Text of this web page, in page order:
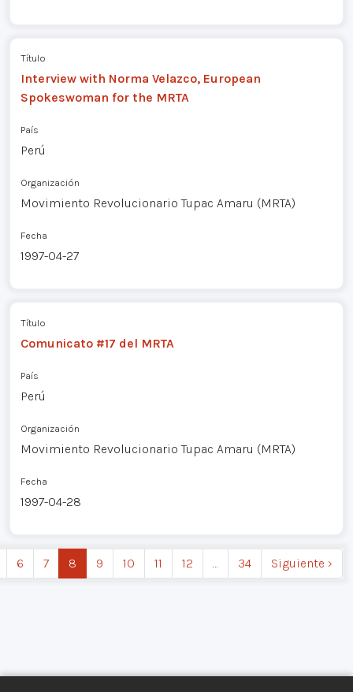
Título
Interview with Norma Velazco, European
Spokeswoman for the MRTA
País
Perú
Organización
Movimiento Revolucionario Tupac Amaru (MRTA)
Fecha
1997-04-27
Título
Comunicato #17 del MRTA
País
Perú
Organización
Movimiento Revolucionario Tupac Amaru (MRTA)
Fecha
1997-04-28
6 7 8 9 10 11 12 … 34 Siguiente ›